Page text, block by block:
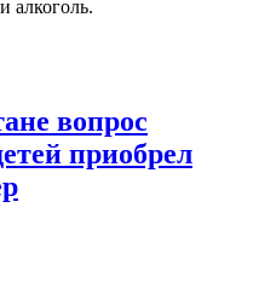
алкоголь.
вопрос
приобрел